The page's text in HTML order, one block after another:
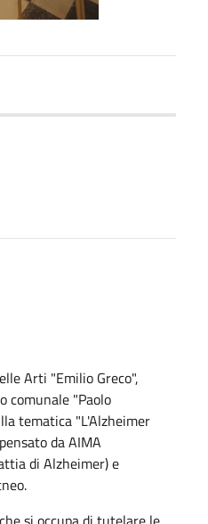
Arti "Emilio Greco",
comunale "Paolo
tematica "L'Alzheimer
da AIMA
di Alzheimer) e